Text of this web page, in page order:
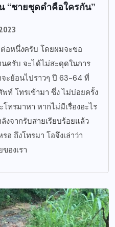
“ชายชุดดำคือใครกัน”
อหนึ่งครับ โดยผมจะขอ
ครับ จะได้ไม่สะดุดในการ
จะย้อนไปราวๆ ปี 63-64 ที่
ท์ โทรเข้ามา ซึ่ง ไม่บ่อยครั้ง
รมาหา หากไม่มีเรื่องอะไร
งจากรับสายเรียบร้อยแล้ว
อ ถึงโทรมา โอจึงเล่าว่า
องเรา